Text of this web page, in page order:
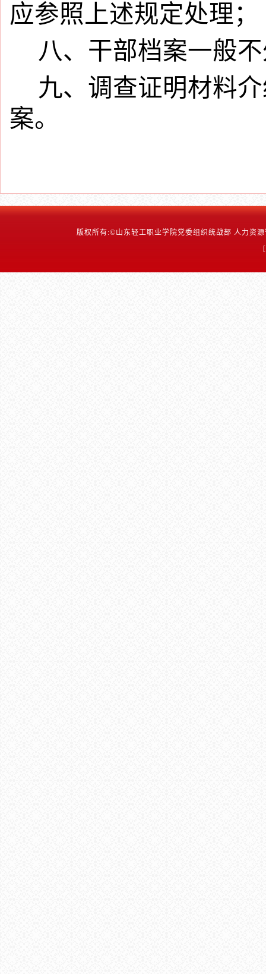
应参照上述规定处理；
八、干部档案一般
九、调查证明材料
案。
版权所有:©山东轻工职业学院党委组织统战部 人力资